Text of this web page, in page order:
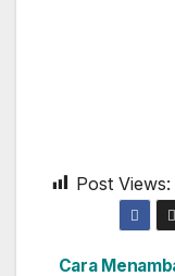
Post Views:
Cara